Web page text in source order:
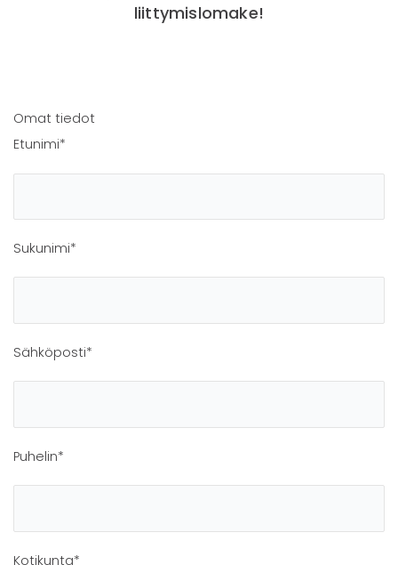
liittymislomake!
Omat tiedot
Etunimi*
Sukunimi*
Sähköposti*
Puhelin*
Kotikunta*